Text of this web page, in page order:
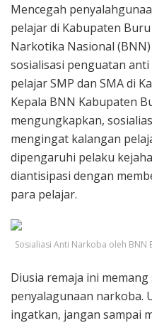
Mencegah
pelajar di Kabupaten
Narkotika Nasional
sosialisasi penguatan
pelajar SMP dan SMA di
Kepala BNN Kabupaten
mengungkapkan,
mengingat kalangan
dipengaruhi pelaku
diantisipasi dengan
para pelajar.
Sosialiasi Anti Narkoba oleh
Diusia remaja ini
penyalagunaan narkoba.
ingatkan, jangan sampai